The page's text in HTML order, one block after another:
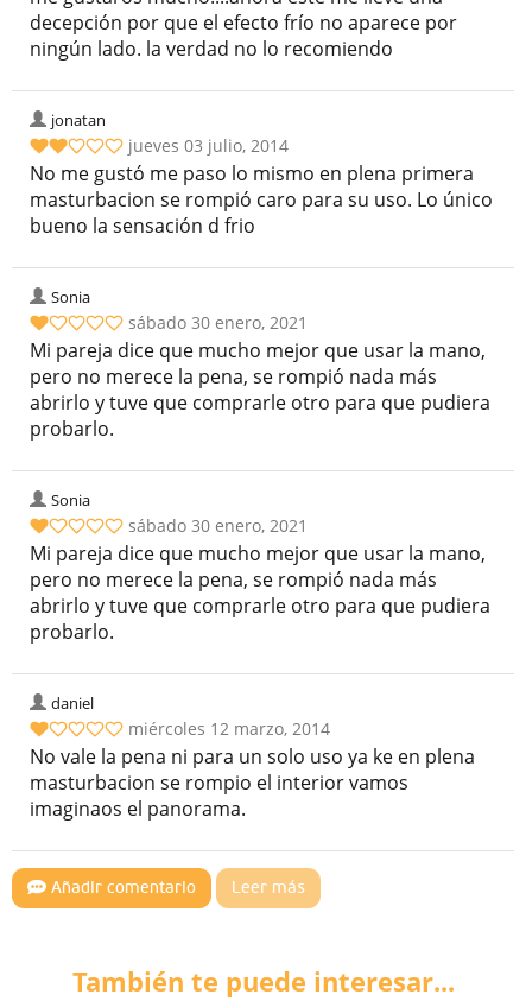
decepción por que el efecto frío no aparece por
ningún lado. la verdad no lo recomiendo
jonatan
jueves 03 julio, 2014
No me gustó me paso lo mismo en plena primera
masturbacion se rompió caro para su uso. Lo único
bueno la sensación d frio
Sonia
sábado 30 enero, 2021
Mi pareja dice que mucho mejor que usar la mano,
pero no merece la pena, se rompió nada más
abrirlo y tuve que comprarle otro para que pudiera
probarlo.
Sonia
sábado 30 enero, 2021
Mi pareja dice que mucho mejor que usar la mano,
pero no merece la pena, se rompió nada más
abrirlo y tuve que comprarle otro para que pudiera
probarlo.
daniel
miércoles 12 marzo, 2014
No vale la pena ni para un solo uso ya ke en plena
masturbacion se rompio el interior vamos
imaginaos el panorama.
Añadir comentario Leer más
También te puede interesar...